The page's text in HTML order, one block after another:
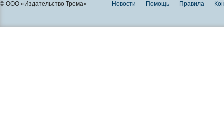
© ООО «Издательство Трема» Новости Помощь Правила